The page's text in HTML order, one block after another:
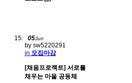
05Jun
by sw5220291
in 모집마감
[채움프로젝트] 서로를
채우는 마을 공동체